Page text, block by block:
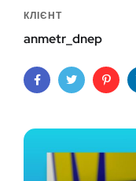
КЛІЄНТ
anmetr_dnep